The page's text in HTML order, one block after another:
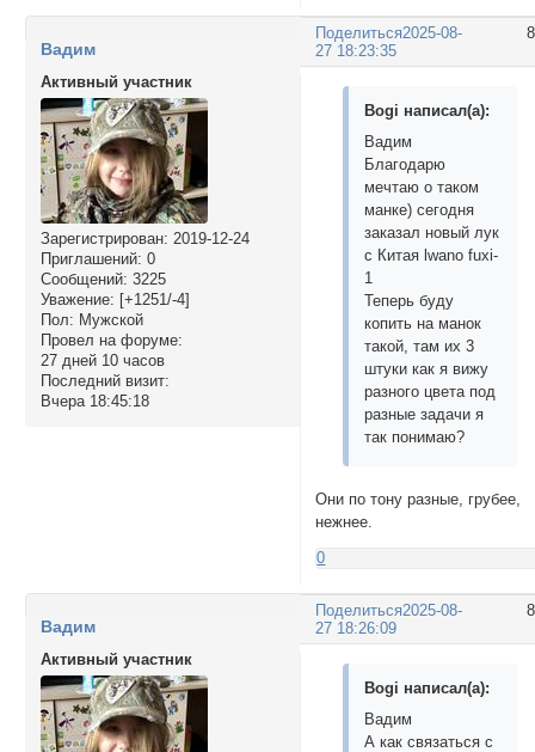
Поделиться2025-08-
27 18:23:35
Вадим
Активный участник
Зарегистрирован: 2019-12-24
Приглашений: 0
Сообщений: 3225
Уважение: [+1251/-4]
Пол: Мужской
Провел на форуме:
27 дней 10 часов
Последний визит:
Вчера 18:45:18
Bogi написал(а):
Вадим
Благодарю
мечтаю о таком
манке) сегодня
заказал новый лук
с Китая lwano fuxi-
1
Теперь буду
копить на манок
такой, там их 3
штуки как я вижу
разного цвета под
разные задачи я
так понимаю?
Они по тону разные, грубее,
нежнее.
0
Поделиться2025-08-
27 18:26:09
Вадим
Активный участник
Bogi написал(а):
Вадим
А как связаться с